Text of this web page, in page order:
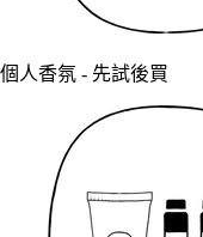
個人香氛 - 先試後買